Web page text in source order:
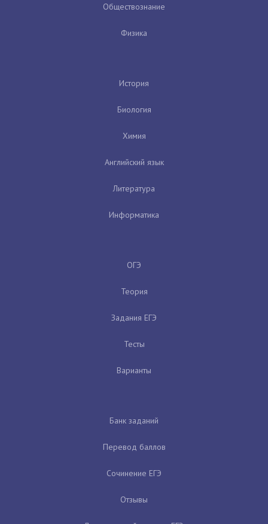
Обществознание
Физика
История
Биология
Химия
Английский язык
Литература
Информатика
ОГЭ
Теория
Задания ЕГЭ
Тесты
Варианты
Банк заданий
Перевод баллов
Сочинение ЕГЭ
Отзывы